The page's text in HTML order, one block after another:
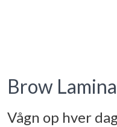
Brow
Vågn op hver